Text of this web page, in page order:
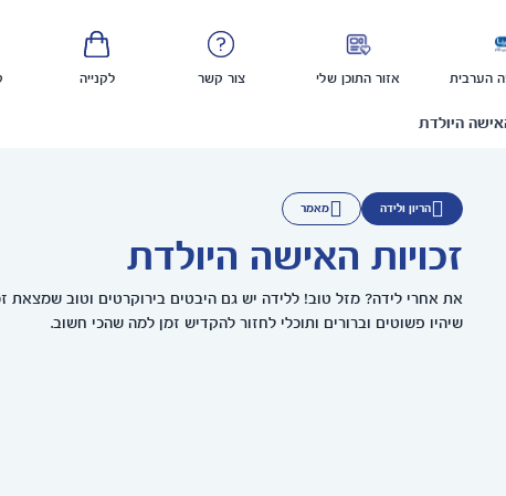
הערבית אזור התוכן שלי צור קשר לקנייה
היולדת
הריון ולידה מאמר
זכויות האישה היולדת
את אחרי לידה? מזל טוב! ללידה יש גם היבטים בירוקרטים וטוב שמצאת
שיהיו פשוטים וברורים ותוכלי לחזור להקדיש זמן למה שהכי חשוב.